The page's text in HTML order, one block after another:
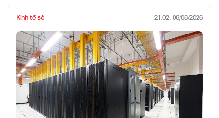
Kinh tế số 21:02, 06/08/2026